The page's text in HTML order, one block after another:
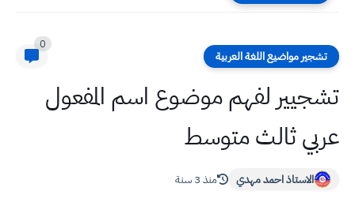
تشجير مواضيع اللغة العربية
0
تشجيير لفهم موضوع اسم المفعول
عربي ثالث متوسط
الاستاذ احمد مهدي منذ 3 سنة